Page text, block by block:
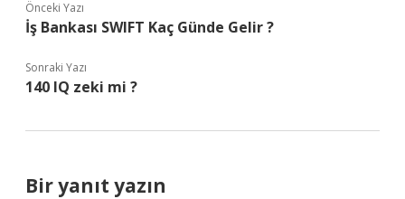
Önceki Yazı
İş Bankası SWIFT Kaç Günde Gelir ?
Sonraki Yazı
140 IQ zeki mi ?
Bir yanıt yazın